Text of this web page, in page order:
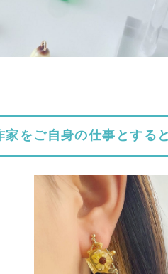
家をご自身の仕事とする